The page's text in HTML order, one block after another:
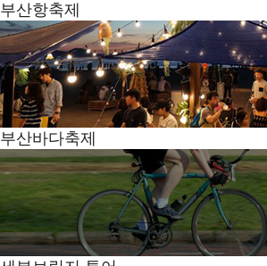
부산항축제
부산바다축제